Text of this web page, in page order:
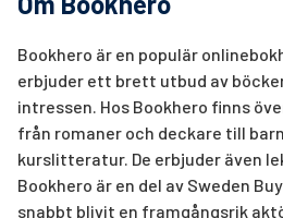
Bookhero är en populär
erbjuder ett brett utbud av
intressen. Hos Bookhero finns
från romaner och deckare till
kurslitteratur. De erbjuder även
Bookhero är en del av Sweden
snabbt blivit en framgångsrik